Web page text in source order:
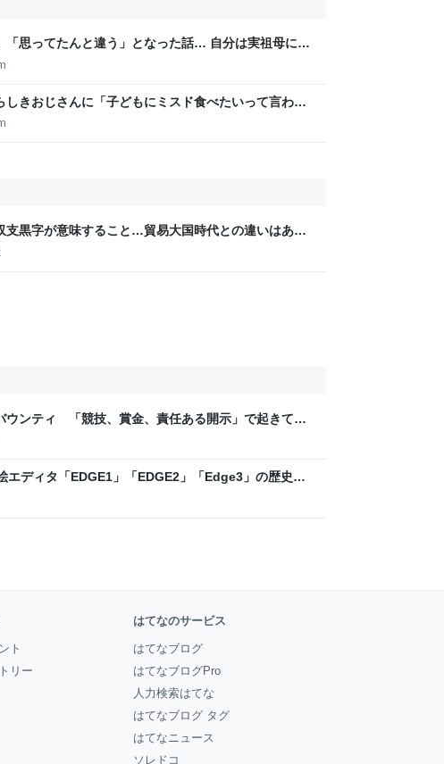
「思ってたんと違う」となった話… 自分は実祖母に
から。恥じぬようしっかり働け」と言われていたの
しきおじさんに「子どもにミスド食べたいって言われ
とけみたいなのありますか…？」と尋ねられるイベ
支黒字が意味すること…貿易大国時代との違いはあま
ウンティ 「競技、賞金、責任ある開示」で起きてい
バテックLAB
エディタ「EDGE1」「EDGE2」「Edge3」の歴史に
カス】 - レバテックLAB
ト
リー
はてなのサービス
はてなブログ
はてなブログPro
人力検索はてな
はてなブログ タグ
はてなニュース
ソレドコ